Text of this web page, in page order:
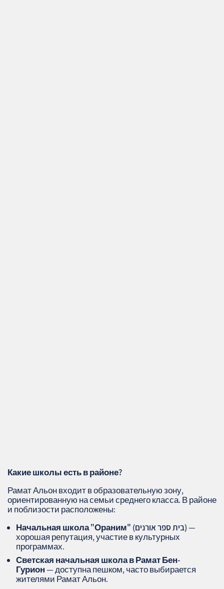
Какие школы есть в районе?
Рамат Альон входит в образовательную зону,
ориентированную на семьи среднего класса. В районе
и поблизости расположены:
Начальная школа "Ораним" (בית ספר אורנים)—
хорошая репутация, участие в культурных
программах.
Светская начальная школа в Рамат Бен-
Гурион— доступна пешком, часто выбирается
жителями Рамат Альон.